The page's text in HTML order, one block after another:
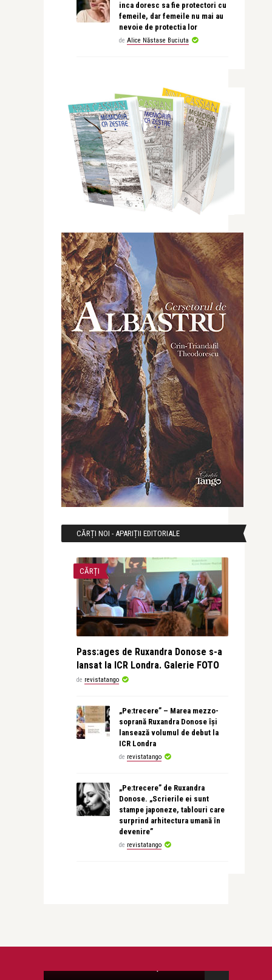
inca doresc sa fie protectori cu
femeile, dar femeile nu mai au
nevoie de protectia lor
de Alice Năstase Buciuta
CĂRȚI NOI - APARIȚII EDITORIALE
CĂRȚI
Pass:ages de Ruxandra Donose s-a
lansat la ICR Londra. Galerie FOTO
de revistatango
„Pe:trecere” – Marea mezzo-
soprană Ruxandra Donose își
lansează volumul de debut la
ICR Londra
de revistatango
„Pe:trecere” de Ruxandra
Donose. „Scrierile ei sunt
stampe japoneze, tablouri care
surprind arhitectura umană în
devenire”
de revistatango